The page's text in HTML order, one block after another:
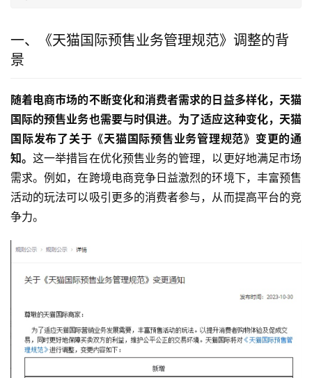
一、《天猫国际预售业务管理规范》调整的背
景
随着电商市场的不断变化和消费者需求的日益多样化，天猫
国际的预售业务也需要与时俱进。为了适应这种变化，天猫
国际发布了关于《天猫国际预售业务管理规范》变更的通
知。这一举措旨在优化预售业务的管理，以更好地满足市场
需求。例如，在跨境电商竞争日益激烈的环境下，丰富预售
活动的玩法可以吸引更多的消费者参与，从而提高平台的竞
争力。